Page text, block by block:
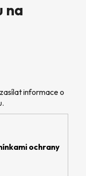
na
informace o
ochrany